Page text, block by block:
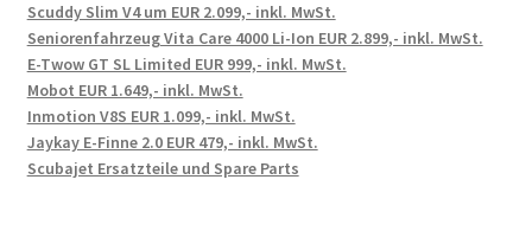
Scuddy Slim V4 um EUR 2.099,- inkl. MwSt.
Seniorenfahrzeug Vita Care 4000 Li-Ion EUR 2.899,- inkl. MwSt.
E-Twow GT SL Limited EUR 999,- inkl. MwSt.
Mobot EUR 1.649,- inkl. MwSt.
Inmotion V8S EUR 1.099,- inkl. MwSt.
Jaykay E-Finne 2.0 EUR 479,- inkl. MwSt.
Scubajet Ersatzteile und Spare Parts